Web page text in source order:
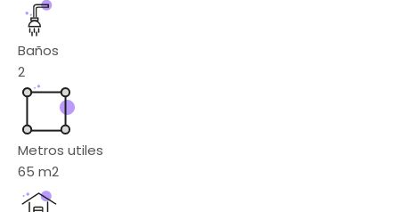
Baños
2
Metros utiles
65 m2